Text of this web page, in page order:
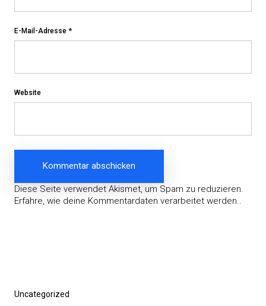
E-Mail-Adresse *
Website
Diese Seite verwendet Akismet, um Spam zu reduzieren.
Erfahre, wie deine Kommentardaten verarbeitet werden..
Vorheriger
Uncategorized